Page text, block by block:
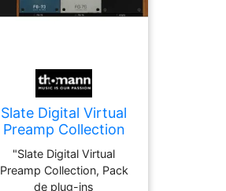
Slate Digital Virtual
Preamp Collection
"Slate Digital Virtual
Preamp Collection, Pack
de plug-ins